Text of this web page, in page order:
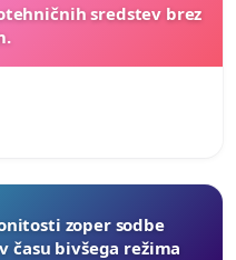
sredstev brez
zoper sodbe
času bivšega režima